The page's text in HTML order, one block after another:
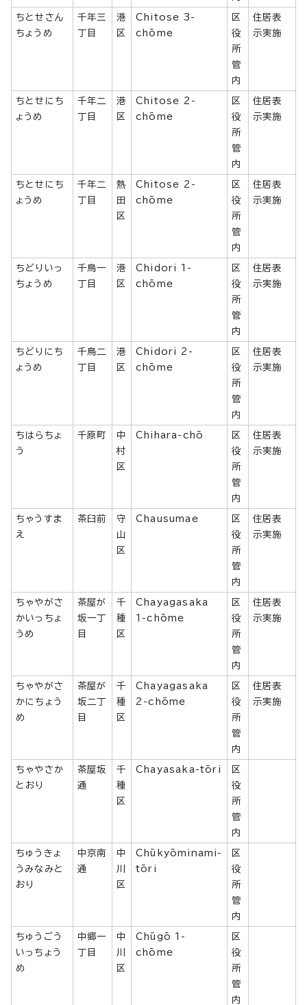
ちとせさん
ちょうめ
千年三
丁目
港
区
Chitose 3-
chōme
区
役
所
管
内
住居表
示実施
ちとせにち
ょうめ
千年二
丁目
港
区
Chitose 2-
chōme
区
役
所
管
内
住居表
示実施
ちとせにち
ょうめ
千年二
丁目
熱
田
区
Chitose 2-
chōme
区
役
所
管
内
住居表
示実施
ちどりいっ
ちょうめ
千鳥一
丁目
港
区
Chidori 1-
chōme
区
役
所
管
内
住居表
示実施
ちどりにち
ょうめ
千鳥二
丁目
港
区
Chidori 2-
chōme
区
役
所
管
内
住居表
示実施
ちはらちょ
う
千原町
中
村
区
Chihara-chō
区
役
所
管
内
住居表
示実施
ちゃうすま
え
茶臼前
守
山
区
Chausumae
区
役
所
管
内
住居表
示実施
ちゃやがさ
かいっちょ
うめ
茶屋が
坂一丁
目
千
種
区
Chayagasaka
1-chōme
区
役
所
管
内
住居表
示実施
ちゃやがさ
かにちょう
め
茶屋が
坂二丁
目
千
種
区
Chayagasaka
2-chōme
区
役
所
管
内
住居表
示実施
ちゃやさか
とおり
茶屋坂
通
千
種
区
Chayasaka-tōri
区
役
所
管
内
ちゅうきょ
うみなみと
おり
中京南
通
中
川
区
Chūkyōminami-
tōri
区
役
所
管
内
ちゅうごう
いっちょう
め
中郷一
丁目
中
川
区
Chūgō 1-
chōme
区
役
所
管
内